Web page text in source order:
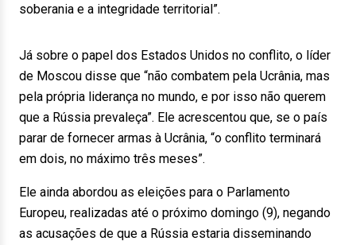
soberania e a integridade territorial”.
Já sobre o papel dos Estados Unidos no conflito, o líder
de Moscou disse que “não combatem pela Ucrânia, mas
pela própria liderança no mundo, e por isso não querem
que a Rússia prevaleça”. Ele acrescentou que, se o país
parar de fornecer armas à Ucrânia, “o conflito terminará
em dois, no máximo três meses”.
Ele ainda abordou as eleições para o Parlamento
Europeu, realizadas até o próximo domingo (9), negando
as acusações de que a Rússia estaria disseminando